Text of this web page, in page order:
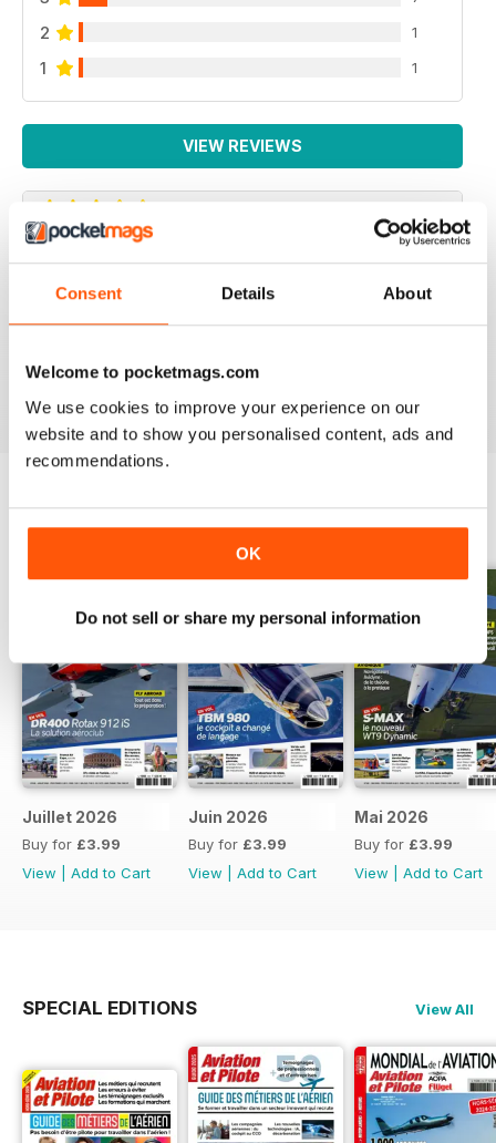
Consent Details About
Welcome to pocketmags.com
We use cookies to improve your experience on our
website and to show you personalised content, ads and
recommendations.
OK
Do not sell or share my personal information
2 1
1 1
VIEW REVIEWS
AVIATION ET PILOTE
Focussed on french pilots, french services and french
organisations, in which french speaking readers
BACK ISSUES View All
Juillet 2026
Buy for £3.99
View
Add to Cart
Juin 2026
Buy for £3.99
View
Add to Cart
Mai 2026
Buy for £3.99
View
Add to Cart
SPECIAL EDITIONS View All